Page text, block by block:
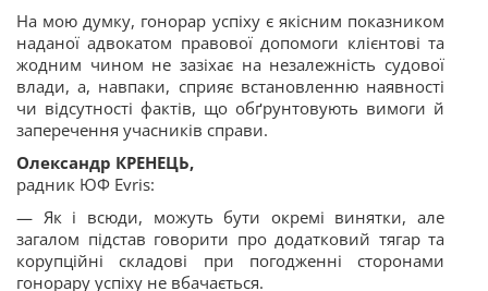
На мою думку, гонорар успіху є якісним показником
наданої адвокатом правової допомоги клієнтові та
жодним чином не зазіхає на незалежність судової
влади, а, навпаки, сприяє встановленню наявності
чи відсутності фактів, що обґрунтовують вимоги й
заперечення учасників справи.
Олександр КРЕНЕЦЬ,
радник ЮФ Evris:
— Як і всюди, можуть бути окремі винятки, але
загалом підстав говорити про додатковий тягар та
корупційні складові при погодженні сторонами
гонорару успіху не вбачається.